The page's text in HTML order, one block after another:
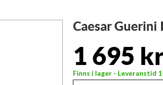
Caesar
1 695
Finns i lager - Leveranstid